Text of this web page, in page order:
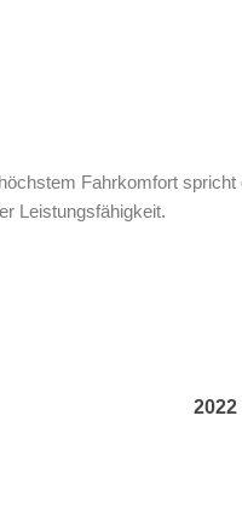
Fahrkomfort spricht
Leistungsfähigkeit.